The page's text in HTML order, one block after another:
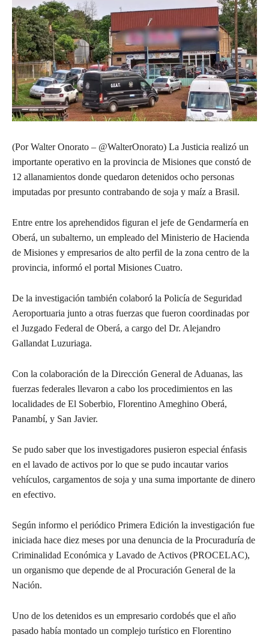
(Por Walter Onorato – @WalterOnorato) La Justicia realizó un
importante operativo en la provincia de Misiones que constó de
12 allanamientos donde quedaron detenidos ocho personas
imputadas por presunto contrabando de soja y maíz a Brasil.
Entre entre los aprehendidos figuran el jefe de Gendarmería en
Oberá, un subalterno, un empleado del Ministerio de Hacienda
de Misiones y empresarios de alto perfil de la zona centro de la
provincia, informó el portal Misiones Cuatro.
De la investigación también colaboró la Policía de Seguridad
Aeroportuaria junto a otras fuerzas que fueron coordinadas por
el Juzgado Federal de Oberá, a cargo del Dr. Alejandro
Gallandat Luzuriaga.
Con la colaboración de la Dirección General de Aduanas, las
fuerzas federales llevaron a cabo los procedimientos en las
localidades de El Soberbio, Florentino Ameghino Oberá,
Panambí, y San Javier.
Se pudo saber que los investigadores pusieron especial énfasis
en el lavado de activos por lo que se pudo incautar varios
vehículos, cargamentos de soja y una suma importante de dinero
en efectivo.
Según informo el periódico Primera Edición la investigación fue
iniciada hace diez meses por una denuncia de la Procuraduría de
Criminalidad Económica y Lavado de Activos (PROCELAC),
un organismo que depende de al Procuración General de la
Nación.
Uno de los detenidos es un empresario cordobés que el año
pasado había montado un complejo turístico en Florentino